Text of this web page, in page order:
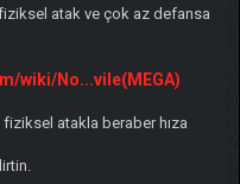
atak ve çok az defansa
wiki/No...vile(MEGA)
atakla beraber hıza